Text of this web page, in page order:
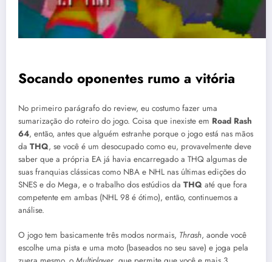
Socando oponentes rumo a vitória
No primeiro parágrafo do review, eu costumo fazer uma
sumarização do roteiro do jogo. Coisa que inexiste em Road Rash
64, então, antes que alguém estranhe porque o jogo está nas mãos
da THQ, se você é um desocupado como eu, provavelmente deve
saber que a própria EA já havia encarregado a THQ algumas de
suas franquias clássicas como NBA e NHL nas últimas edições do
SNES e do Mega, e o trabalho dos estúdios da THQ até que fora
competente em ambas (NHL 98 é ótimo), então, continuemos a
análise.
O jogo tem basicamente três modos normais, Thrash, aonde você
escolhe uma pista e uma moto (baseados no seu save) e joga pela